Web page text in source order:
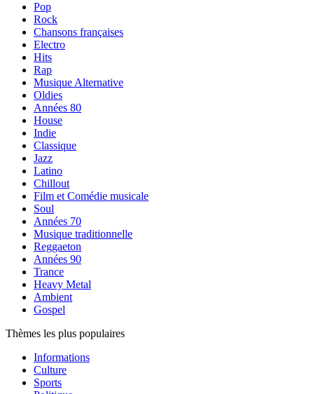
Pop
Rock
Chansons françaises
Electro
Hits
Rap
Musique Alternative
Oldies
Années 80
House
Indie
Classique
Jazz
Latino
Chillout
Film et Comédie musicale
Soul
Années 70
Musique traditionnelle
Reggaeton
Années 90
Trance
Heavy Metal
Ambient
Gospel
Thèmes les plus populaires
Informations
Culture
Sports